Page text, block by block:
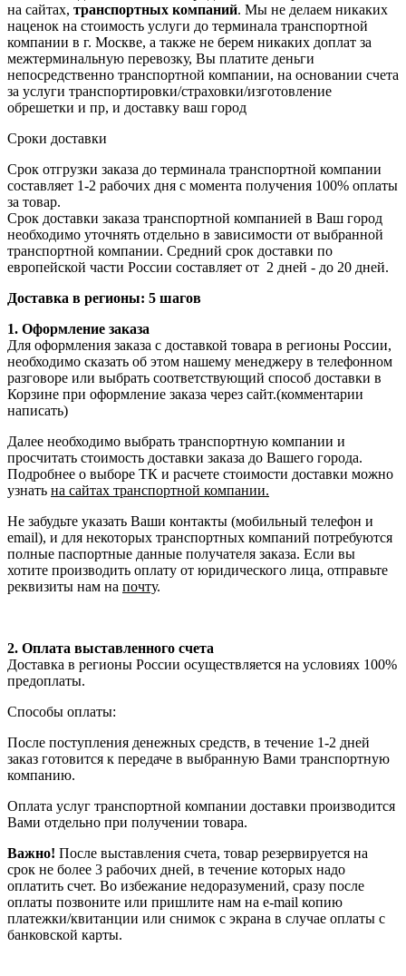
на сайтах, транспортных компаний. Мы не делаем никаких
наценок на стоимость услуги до терминала транспортной
компании в г. Москве, а также не берем никаких доплат за
межтерминальную перевозку, Вы платите деньги
непосредственно транспортной компании, на основании счета
за услуги транспортировки/страховки/изготовление
обрешетки и пр, и доставку ваш город
Сроки доставки
Срок отгрузки заказа до терминала транспортной компании
составляет 1-2 рабочих дня с момента получения 100% оплаты
за товар.
Срок доставки заказа транспортной компанией в Ваш город
необходимо уточнять отдельно в зависимости от выбранной
транспортной компании. Средний срок доставки по
европейской части России составляет от 2 дней - до 20 дней.
Доставка в регионы: 5 шагов
1. Оформление заказа
Для оформления заказа с доставкой товара в регионы России,
необходимо сказать об этом нашему менеджеру в телефонном
разговоре или выбрать соответствующий способ доставки в
Корзине при оформление заказа через сайт.(комментарии
написать)
Далее необходимо выбрать транспортную компании и
просчитать стоимость доставки заказа до Вашего города.
Подробнее о выборе ТК и расчете стоимости доставки можно
узнать на сайтах транспортной компании.
Не забудьте указать Ваши контакты (мобильный телефон и
email), и для некоторых транспортных компаний потребуются
полные паспортные данные получателя заказа. Если вы
хотите производить оплату от юридического лица, отправьте
реквизиты нам на почту.
2. Оплата выставленного счета
Доставка в регионы России осуществляется на условиях 100%
предоплаты.
Способы оплаты:
После поступления денежных средств, в течение 1-2 дней
заказ готовится к передаче в выбранную Вами транспортную
компанию.
Оплата услуг транспортной компании доставки производится
Вами отдельно при получении товара.
Важно! После выставления счета, товар резервируется на
срок не более 3 рабочих дней, в течение которых надо
оплатить счет. Во избежание недоразумений, сразу после
оплаты позвоните или пришлите нам на e-mail копию
платежки/квитанции или снимок с экрана в случае оплаты с
банковской карты.